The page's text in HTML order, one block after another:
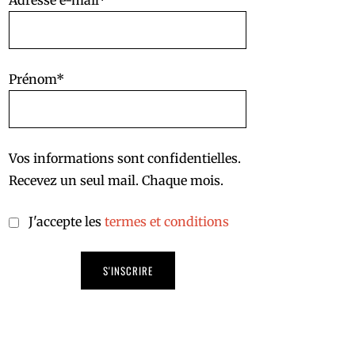
Prénom*
Vos informations sont confidentielles.
Recevez un seul mail. Chaque mois.
J'accepte les termes et conditions